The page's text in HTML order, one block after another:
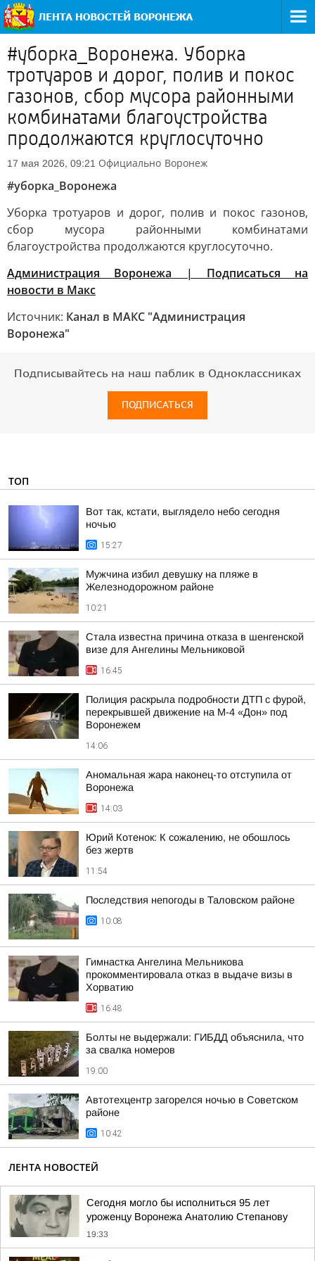
#уборка_Воронежа. Уборка
тротуаров и дорог, полив и покос
газонов, сбор мусора районными
комбинатами благоустройства
продолжаются круглосуточно
17 мая 2026, 09:21 Официально Воронеж
#уборка_Воронежа
Уборка тротуаров и дорог, полив и покос газонов,
сбор мусора районными комбинатами
благоустройства продолжаются круглосуточно.
Администрация Воронежа | Подписаться на
новости в Макс
Источник: Канал в МАКС "Администрация
Воронежа"
Подписывайтесь на наш паблик в Одноклассниках
ПОДПИСАТЬСЯ
ТОП
Вот так, кстати, выглядело небо сегодня
ночью
15:27
Мужчина избил девушку на пляже в
Железнодорожном районе
10:21
Стала известна причина отказа в шенгенской
визе для Ангелины Мельниковой
16:45
Полиция раскрыла подробности ДТП с фурой,
перекрывшей движение на М-4 «Дон» под
Воронежем
14:06
Аномальная жара наконец-то отступила от
Воронежа
14:03
Юрий Котенок: К сожалению, не обошлось
без жертв
11:54
Последствия непогоды в Таловском районе
10:08
Гимнастка Ангелина Мельникова
прокомментировала отказ в выдаче визы в
Хорватию
16:48
Болты не выдержали: ГИБДД объяснила, что
за свалка номеров
19:00
Автотехцентр загорелся ночью в Советском
районе
10:42
ЛЕНТА НОВОСТЕЙ
Сегодня могло бы исполниться 95 лет
уроженцу Воронежа Анатолию Степанову
19:33